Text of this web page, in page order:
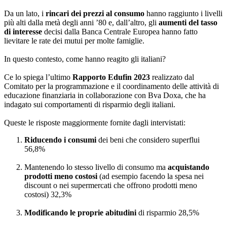
Da un lato, i rincari dei prezzi al consumo hanno raggiunto i livelli
più alti dalla metà degli anni ’80 e, dall’altro, gli aumenti del tasso
di interesse decisi dalla Banca Centrale Europea hanno fatto
lievitare le rate dei mutui per molte famiglie.
In questo contesto, come hanno reagito gli italiani?
Ce lo spiega l’ultimo Rapporto Edufin 2023 realizzato dal
Comitato per la programmazione e il coordinamento delle attività di
educazione finanziaria in collaborazione con Bva Doxa, che ha
indagato sui comportamenti di risparmio degli italiani.
Queste le risposte maggiormente fornite dagli intervistati:
Riducendo i consumi dei beni che considero superflui
56,8%
Mantenendo lo stesso livello di consumo ma acquistando
prodotti meno costosi (ad esempio facendo la spesa nei
discount o nei supermercati che offrono prodotti meno
costosi) 32,3%
Modificando le proprie abitudini di risparmio 28,5%